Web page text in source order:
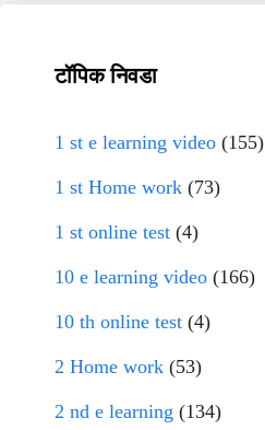
टॉपिक निवडा
1 st e learning video (155)
1 st Home work (73)
1 st online test (4)
10 e learning video (166)
10 th online test (4)
2 Home work (53)
2 nd e learning (134)